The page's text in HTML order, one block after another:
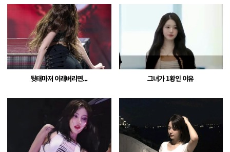
뒷태마저 이래버리면... 그녀가 1황인 이유